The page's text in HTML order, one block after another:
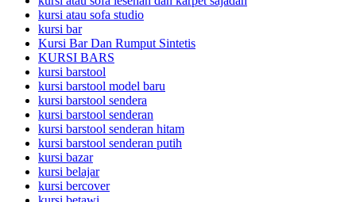
kursi atau sofa studio
kursi bar
Kursi Bar Dan Rumput Sintetis
KURSI BARS
kursi barstool
kursi barstool model baru
kursi barstool sendera
kursi barstool senderan
kursi barstool senderan hitam
kursi barstool senderan putih
kursi bazar
kursi belajar
kursi bercover